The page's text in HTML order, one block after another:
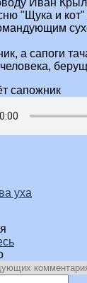
Иван
"Щука и кот"
а сапоги
сапожник
уха